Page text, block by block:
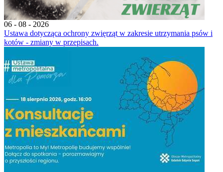
06 - 08 - 2026
Ustawa dotycząca ochrony zwięrząt w zakresie utrzymania psów i
kotów - zmiany w przepisach.